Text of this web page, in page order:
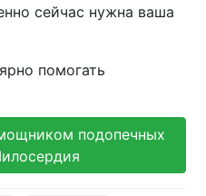
сейчас нужна ваша
помогать
подопечных